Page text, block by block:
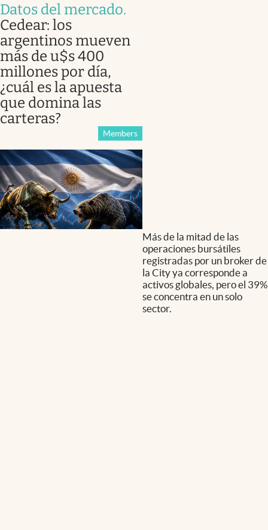
Datos del mercado.
Cedear: los
argentinos mueven
más de u$s 400
millones por día,
¿cuál es la apuesta
que domina las
carteras?
Members
Más de la mitad de las
operaciones bursátiles
registradas por un broker de
la City ya corresponde a
activos globales, pero el 39%
se concentra en un solo
sector.